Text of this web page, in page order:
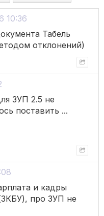
10:36
Табель
отклонений)
ЗУП 2.5 не
поставить ...
и кадры
про ЗУП не